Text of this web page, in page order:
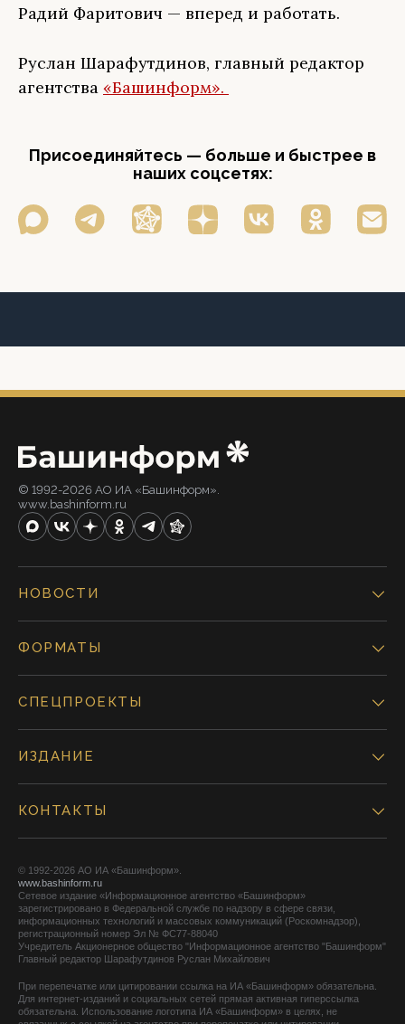
Радий Фаритович — вперед и работать.
Руслан Шарафутдинов, главный редактор
агентства «Башинформ».
Присоединяйтесь — больше и быстрее в
наших соцсетях:
© 1992-2026 АО ИА «Башинформ».
www.bashinform.ru
НОВОСТИ
ФОРМАТЫ
СПЕЦПРОЕКТЫ
ИЗДАНИЕ
КОНТАКТЫ
© 1992-2026 АО ИА «Башинформ».
www.bashinform.ru
Сетевое издание «Информационное агентство «Башинформ»
зарегистрировано в Федеральной службе по надзору в сфере связи,
информационных технологий и массовых коммуникаций (Роскомнадзор),
регистрационный номер Эл № ФС77-88040
Учредитель Акционерное общество "Информационное агентство "Башинформ"
Главный редактор Шарафутдинов Руслан Михайлович
При перепечатке или цитировании ссылка на ИА «Башинформ» обязательна.
Для интернет-изданий и социальных сетей прямая активная гиперссылка
обязательна. Использование логотипа ИА «Башинформ» в целях, не